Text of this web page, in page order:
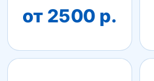
от 2500 р.